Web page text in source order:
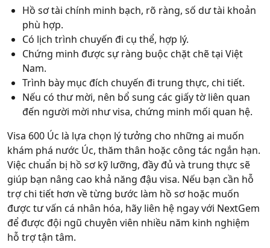
Hồ sơ tài chính minh bạch, rõ ràng, số dư tài khoản
phù hợp.
Có lịch trình chuyến đi cụ thể, hợp lý.
Chứng minh được sự ràng buộc chặt chẽ tại Việt
Nam.
Trình bày mục đích chuyến đi trung thực, chi tiết.
Nếu có thư mời, nên bổ sung các giấy tờ liên quan
đến người mời như visa, chứng minh mối quan hệ.
Visa 600 Úc là lựa chọn lý tưởng cho những ai muốn
khám phá nước Úc, thăm thân hoặc công tác ngắn hạn.
Việc chuẩn bị hồ sơ kỹ lưỡng, đầy đủ và trung thực sẽ
giúp bạn nâng cao khả năng đậu visa. Nếu bạn cần hỗ
trợ chi tiết hơn về từng bước làm hồ sơ hoặc muốn
được tư vấn cá nhân hóa, hãy liên hệ ngay với NextGem
để được đội ngũ chuyên viên nhiều năm kinh nghiệm
hỗ trợ tận tâm.